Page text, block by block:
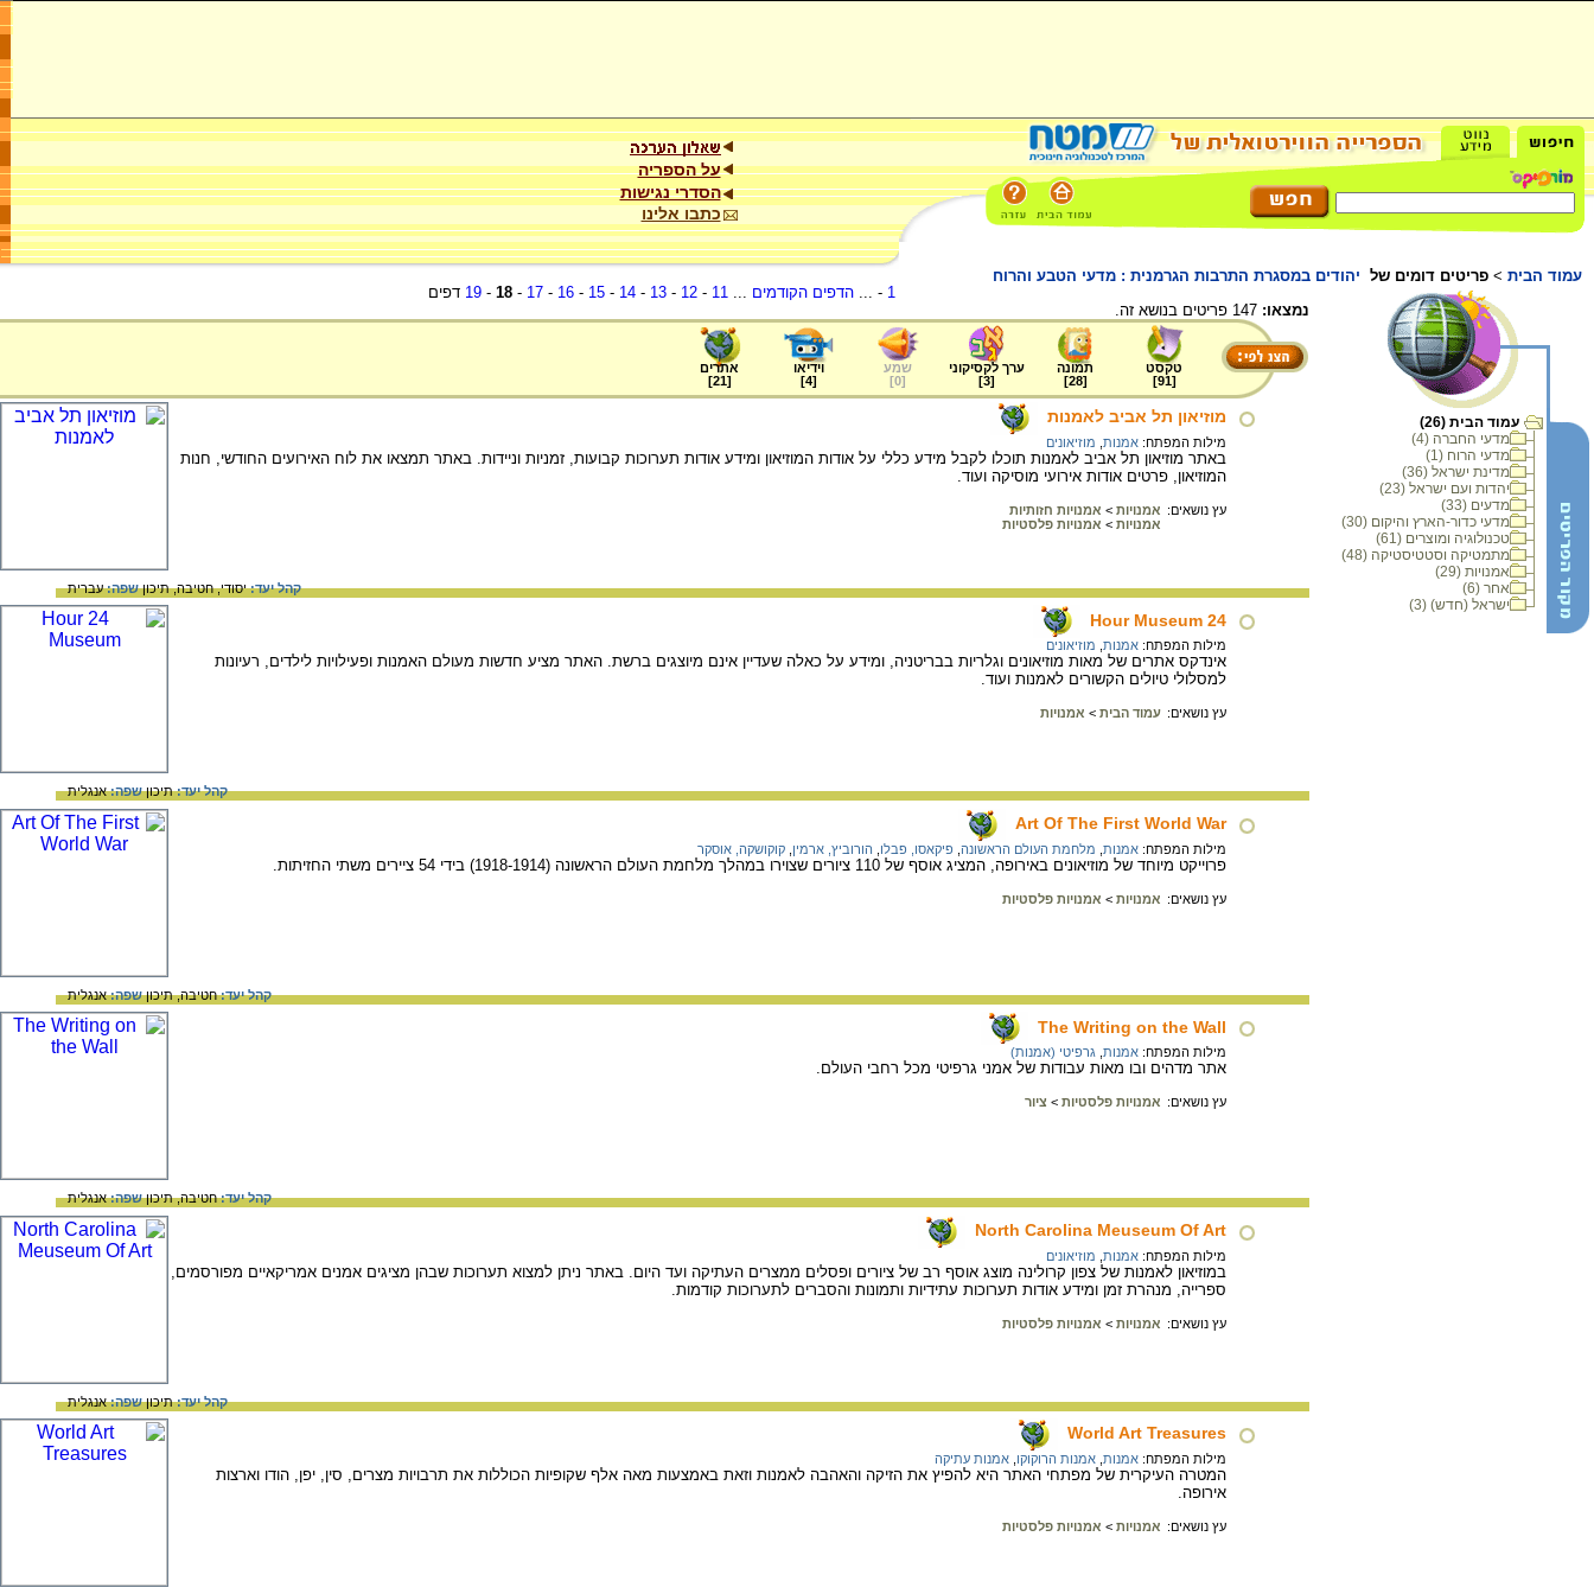
על הספריה
הסדרי נגישות
כתבו אלינו
עמוד הבית > פריטים דומים של יהודים במסגרת התרבות הגרמנית : מדעי הטבע והרוח
עמוד הבית (26)
מדעי החברה (4)
מדעי הרוח (1)
מדינת ישראל (36)
יהדות ועם ישראל (23)
מדעים (33)
מדעי כדור-הארץ והיקום (30)
טכנולוגיה ומוצרים (61)
מתמטיקה וסטטיסטיקה (48)
אמנויות (29)
אחר (6)
ישראל (חדש) (3)
1
- ... הדפים הקודמים ...
11
-
12
-
13
-
14
-
15
-
16
-
17
-
18
-
19 דפים
נמצאו:
טקסט
[
91
]
תמונה
[
28
]
ערך לקסיקוני
[
3
]
שמע
[
0
]
וידיאו
[
4
]
אתרים
[
21
]
מוזיאון תל אביב לאמנות
מילות המפתח: אמנות מוזיאונים
באתר מוזיאון תל אביב לאמנות תוכלו לקבל מידע כללי על אודות המוזיאון ומידע אודות תערוכות קבועות, זמניות וניידות. באתר תמצאו את לוח האירועים החודשי, חנות
המוזיאון, פרטים אודות אירועי מוסיקה ועוד.
עץ נושאים: אמנויות > אמנויות חזותיות
אמנויות > אמנויות פלסטיות
קהל יעד:יסודי,חטיבה,תיכוןשפה:עברית
24 Hour Museum
מילות המפתח: אמנות מוזיאונים
אינדקס אתרים של מאות מוזיאונים וגלריות בבריטניה, ומידע על כאלה שעדיין אינם מיוצגים ברשת. האתר מציע חדשות מעולם האמנות ופעילויות לילדים, רעיונות
למסלולי טיולים הקשורים לאמנות ועוד.
עץ נושאים: עמוד הבית > אמנויות
קהל יעד:תיכוןשפה:אנגלית
Art Of The First World War
מילות המפתח: אמנות מלחמת העולם הראשונה פיקאסו, פבלו הורוביץ, ארמין קוקושקה, אוסקר
פרוייקט מיוחד של מוזיאונים באירופה, המציג אוסף של 110 ציורים שצוירו במהלך מלחמת העולם הראשונה (1918-1914) בידי 54 ציירים משתי החזיתות.
עץ נושאים: אמנויות > אמנויות פלסטיות
קהל יעד:חטיבה,תיכוןשפה:אנגלית
The Writing on the Wall
מילות המפתח: אמנות גרפיטי (אמנות)
אתר מדהים ובו מאות עבודות של אמני גרפיטי מכל רחבי העולם.
עץ נושאים: אמנויות פלסטיות > ציור
קהל יעד:חטיבה,תיכוןשפה:אנגלית
North Carolina Meuseum Of Art
מילות המפתח: אמנות מוזיאונים
במוזיאון לאמנות של צפון קרולינה מוצג אוסף רב של ציורים ופסלים ממצרים העתיקה ועד היום. באתר ניתן למצוא תערוכות שבהן מציגים אמנים אמריקאיים מפורסמים,
ספרייה, מנהרת זמן ומידע אודות תערוכות עתידיות ותמונות והסברים לתערוכות קודמות.
עץ נושאים: אמנויות > אמנויות פלסטיות
קהל יעד:תיכוןשפה:אנגלית
World Art Treasures
מילות המפתח: אמנות אמנות הרוקוקו אמנות עתיקה
המטרה העיקרית של מפתחי האתר היא להפיץ את הזיקה והאהבה לאמנות וזאת באמצעות מאה אלף שקופיות הכוללות את תרבויות מצרים, סין, יפן, הודו וארצות
אירופה.
עץ נושאים: אמנויות > אמנויות פלסטיות